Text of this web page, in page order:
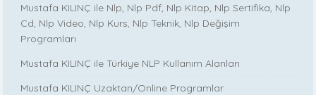
Mustafa KILINÇ ile Nlp, Nlp Pdf, Nlp Kitap, Nlp Sertifika, Nlp
Cd, Nlp Video, Nlp Kurs, Nlp Teknik, Nlp Değişim
Programları
Mustafa KILINÇ ile Türkiye NLP Kullanım Alanları
Mustafa KILINÇ Uzaktan/Online Programlar